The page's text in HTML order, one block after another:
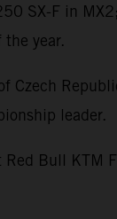
SX-F in
year.
Czech
leader.
Bull KTM